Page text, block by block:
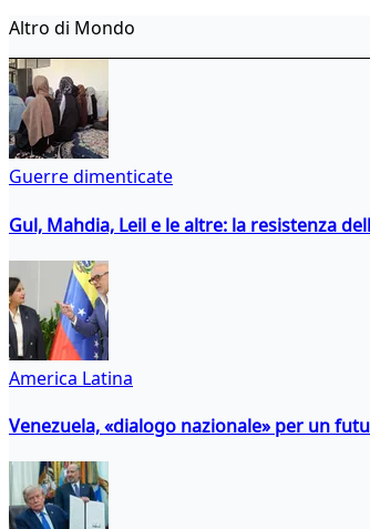
Altro di Mondo
Guerre dimenticate
Gul, Mahdia, Leil e le altre: la resistenza
America Latina
Venezuela, «dialogo nazionale» per un